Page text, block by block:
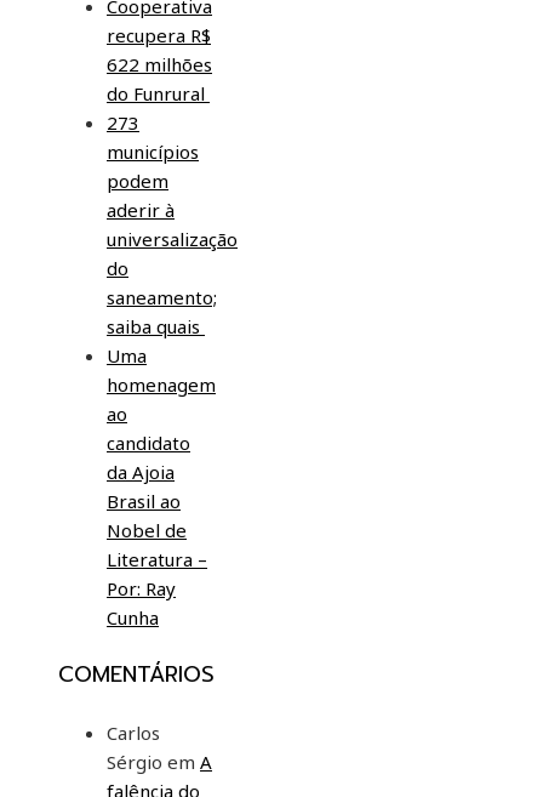
Cooperativa
recupera R$
622 milhões
do Funrural
273
municípios
podem
aderir à
universalização
do
saneamento;
saiba quais
Uma
homenagem
ao
candidato
da Ajoia
Brasil ao
Nobel de
Literatura –
Por: Ray
Cunha
COMENTÁRIOS
Carlos
Sérgio em A
falência do